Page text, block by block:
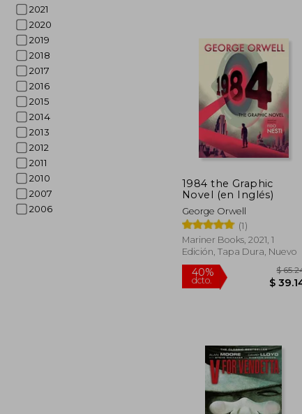
2021
2020
2019
2018
2017
2016
2015
2014
2013
2012
2011
2010
2007
2006
45%
dcto.
1984 the Graphic
Novel (en Inglés)
George Orwell
(1)
Mariner Books, 2021, 1
Edición, Tapa Dura, Nuevo